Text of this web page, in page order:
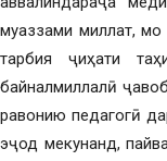
муаззами миллат,
тарбия ҷиҳати
байналмиллалӣ
равонию педагогӣ
эҷод мекунанд,